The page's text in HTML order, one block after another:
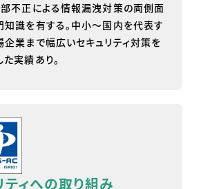
部不正による情報漏洩対策の両側面
知識を有する。中小～国内を代表す
企業まで幅広いセキュリティ対策を
実績あり。
ィへの取り組み